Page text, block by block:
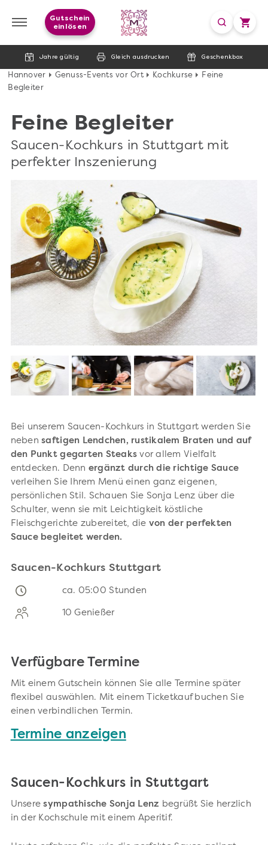
Jahre gültig Gleich ausdrucken Geschenkbox
Gutschein
einlösen
Hannover Genuss-Events vor Ort Kochkurse
Feine
Begleiter
Feine Begleiter
Saucen-Kochkurs in Stuttgart mit
perfekter Inszenierung
Bei unserem Saucen-Kochkurs in Stuttgart werden Sie
nebensaftigen Lendchen, rustikalem Braten und auf
den Punkt gegarten Steaks vor allem Vielfalt
entdecken. Denn ergänzt durch die richtige Sauce
verleihen Sie Ihrem Menü einen ganz eigenen,
persönlichen Stil. Schauen Sie Sonja Lenz über die
Schulter, wenn sie mit Leichtigkeit köstliche
Fleischgerichte zubereitet, die von der perfekten
Sauce begleitet werden.
Saucen-Kochkurs Stuttgart
ca. 05:00 Stunden
10 Genießer
Verfügbare Termine
Mit einem Gutschein können Sie alle Termine später
flexibel auswählen. Mit einem Ticketkauf buchen Sie
einen verbindlichen Termin.
Termine anzeigen
Saucen-Kochkurs in Stuttgart
Unseresympathische Sonja Lenz begrüßt Sie herzlich
in der Kochschule mit einem Aperitif.